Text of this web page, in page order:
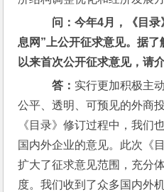
问：今年4月，《目
息网”上公开征求意见。据
以来首次公开征求意见，请
答： 实行更加积极主
公平、透明、可预见的外商
《目录》修订过程中，我们
国内外企业的意见。此次《
扩大了征求意见范围，充分
度。我们收到了众多国内外